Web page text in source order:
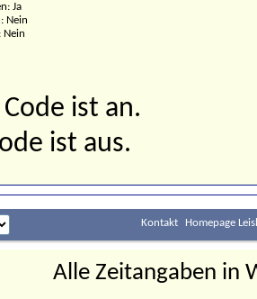
Ja
Nein
Nein
Code ist an.
ist aus.
Kontakt Homepage
Alle Zeitangaben in